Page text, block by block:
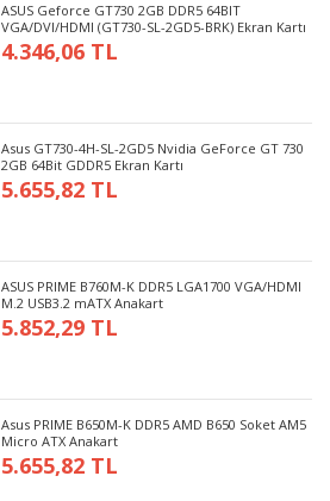
ASUS Geforce GT730 2GB DDR5 64BIT
VGA/DVI/HDMI (GT730-SL-2GD5-BRK) Ekran Kartı
4.346,06 TL
Asus GT730-4H-SL-2GD5 Nvidia GeForce GT 730
2GB 64Bit GDDR5 Ekran Kartı
5.655,82 TL
ASUS PRIME B760M-K DDR5 LGA1700 VGA/HDMI
M.2 USB3.2 mATX Anakart
5.852,29 TL
Asus PRIME B650M-K DDR5 AMD B650 Soket AM5
Micro ATX Anakart
5.655,82 TL